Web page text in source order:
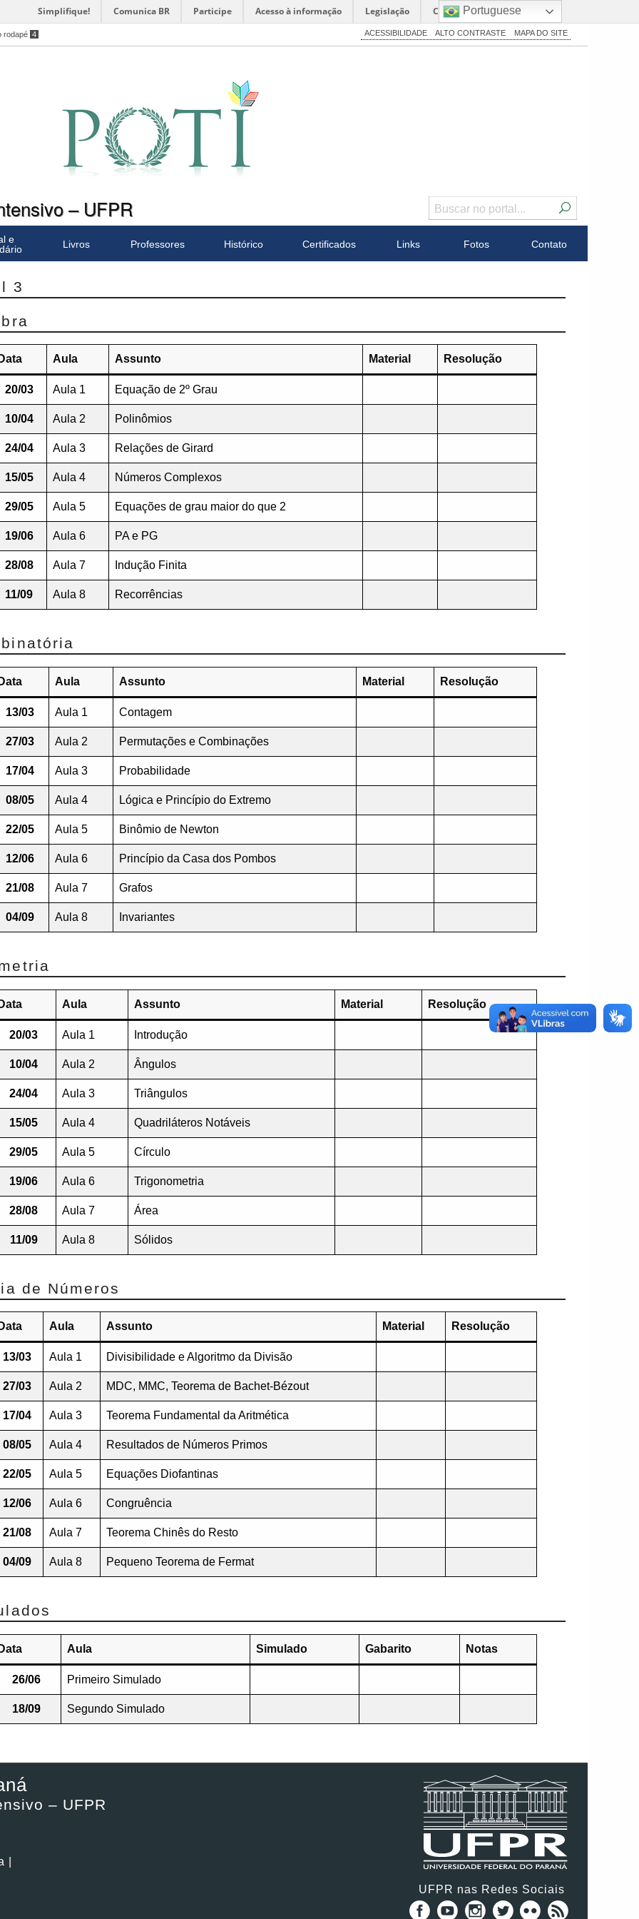
Simplifique! Comunica BR Participe Acesso à informação Legislação Canais
rodapé 4 ACESSIBILIDADE ALTO CONTRASTE MAPA DO SITE
– UFPR
e
Livros Professores Histórico Certificados Links Fotos Contato
3
Aula Assunto Material Resolução
20/03 Aula 1 Equação de 2º Grau
10/04 Aula 2 Polinômios
24/04 Aula 3 Relações de Girard
15/05 Aula 4 Números Complexos
29/05 Aula 5 Equações de grau maior do que 2
19/06 Aula 6 PA e PG
28/08 Aula 7 Indução Finita
11/09 Aula 8 Recorrências
Aula Assunto Material Resolução
13/03 Aula 1 Contagem
27/03 Aula 2 Permutações e Combinações
17/04 Aula 3 Probabilidade
08/05 Aula 4 Lógica e Princípio do Extremo
22/05 Aula 5 Binômio de Newton
12/06 Aula 6 Princípio da Casa dos Pombos
21/08 Aula 7 Grafos
04/09 Aula 8 Invariantes
Aula Assunto Material Resolução
20/03 Aula 1 Introdução
10/04 Aula 2 Ângulos
24/04 Aula 3 Triângulos
15/05 Aula 4 Quadriláteros Notáveis
29/05 Aula 5 Círculo
19/06 Aula 6 Trigonometria
28/08 Aula 7 Área
11/09 Aula 8 Sólidos
de Números
Aula Assunto Material Resolução
13/03 Aula 1 Divisibilidade e Algoritmo da Divisão
27/03 Aula 2 MDC, MMC, Teorema de Bachet-Bézout
17/04 Aula 3 Teorema Fundamental da Aritmética
08/05 Aula 4 Resultados de Números Primos
22/05 Aula 5 Equações Diofantinas
12/06 Aula 6 Congruência
21/08 Aula 7 Teorema Chinês do Resto
04/09 Aula 8 Pequeno Teorema de Fermat
Aula Simulado Gabarito Notas
26/06 Primeiro Simulado
18/09 Segundo Simulado
– UFPR
|
UFPR nas Redes Sociais
Portuguese